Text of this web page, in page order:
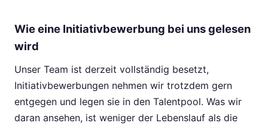
Wie eine Initiativbewerbung bei uns gelesen
wird
Unser Team ist derzeit vollständig besetzt,
Initiativbewerbungen nehmen wir trotzdem gern
entgegen und legen sie in den Talentpool. Was wir
daran ansehen, ist weniger der Lebenslauf als die